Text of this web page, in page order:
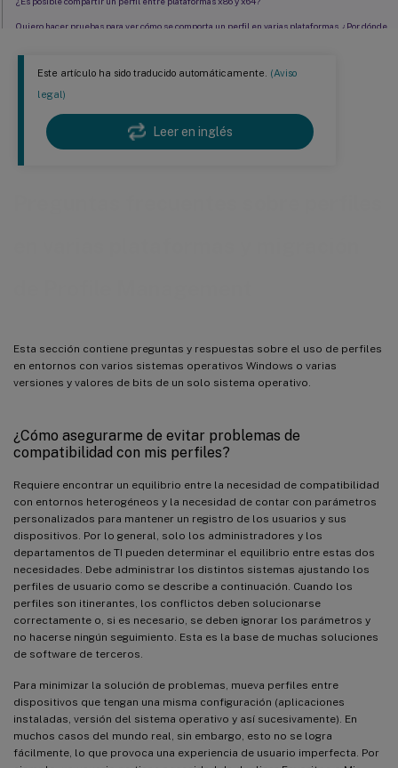
Este artículo ha sido traducido automáticamente. (Aviso
legal)
Leer en inglés
Esta sección contiene preguntas y respuestas sobre el uso de perfiles
en entornos con varios sistemas operativos Windows o varias
versiones y valores de bits de un solo sistema operativo.
¿Cómo asegurarme de evitar problemas de
compatibilidad con mis perfiles?
Requiere encontrar un equilibrio entre la necesidad de compatibilidad
con entornos heterogéneos y la necesidad de contar con parámetros
personalizados para mantener un registro de los usuarios y sus
dispositivos. Por lo general, solo los administradores y los
departamentos de TI pueden determinar el equilibrio entre estas dos
necesidades. Debe administrar los distintos sistemas ajustando los
perfiles de usuario como se describe a continuación. Cuando los
perfiles son itinerantes, los conflictos deben solucionarse
correctamente o, si es necesario, se deben ignorar los parámetros y
no hacerse ningún seguimiento. Esta es la base de muchas soluciones
de software de terceros.
Para minimizar la solución de problemas, mueva perfiles entre
dispositivos que tengan una misma configuración (aplicaciones
instaladas, versión del sistema operativo y así sucesivamente). En
muchos casos del mundo real, sin embargo, esto no se logra
fácilmente, lo que provoca una experiencia de usuario imperfecta. Por
Quiero hacer pruebas para ver cómo se comporta un perfil en varias plataformas. ¿Por dónde
¿Por qué es preferible asignar perfiles basados en equipos?
¿Pueden migrarse los perfiles de usuario de Windows a perfiles de usuario de Citrix usando
Profile Management?